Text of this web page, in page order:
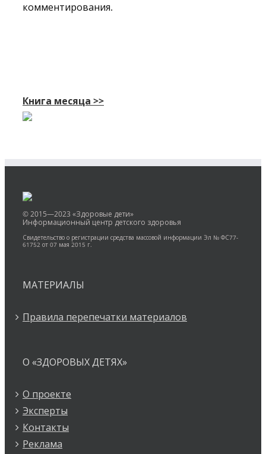
комментирования.
Книга месяца >>
© 2015—2023 «Здоровые дети»
Информационный центр детского здоровья
Свидетельство о регистрации средства массовой информации Эл № ФС77-
61752 от 07 мая 2015 г.
МАТЕРИАЛЫ
Правила перепечатки материалов
О «ЗДОРОВЫХ ДЕТЯХ»
О проекте
Эксперты
Контакты
Реклама